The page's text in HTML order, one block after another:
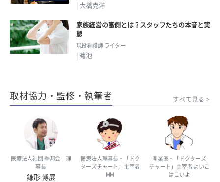
| 大橋克洋
家族経営の裏側とは？スタッフたちの本音と実
態
現役看護師 ライター
| 菊池
取材協力・監修・執筆者 すべて見る
医療法人社団 季邦会 理
事長
鎌形 博展
医療法人理事長・「ドク
ターズチャート」主宰者
MM
開業医・「ドクターズ
チャート」主宰者 よいこ
はこいよ